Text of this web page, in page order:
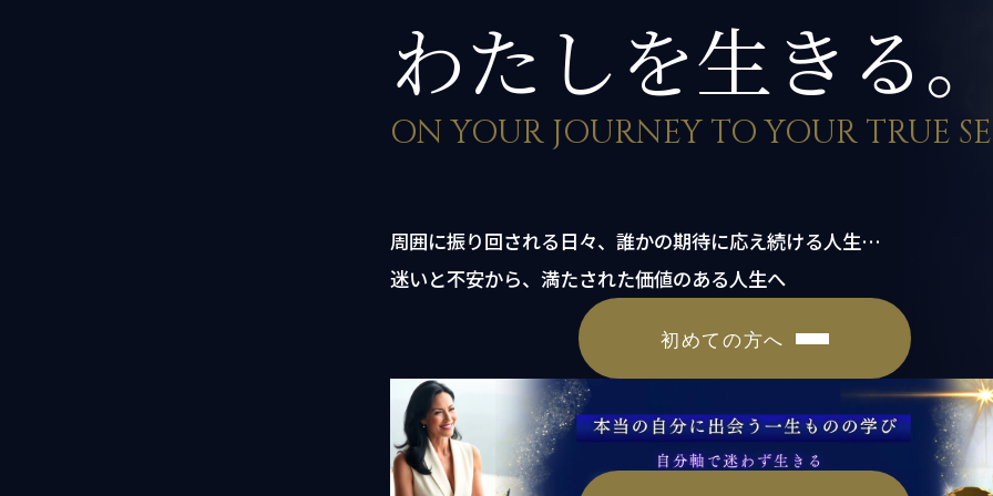
わたしを生きる
ON YOUR JOURNEY TO YOUR TRUE
周囲に振り回される日々、誰かの期待に応え続ける人生…
迷いと不安から、満たされた価値のある人生へ
初めての方へ